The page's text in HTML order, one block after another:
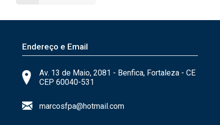
Endereço e Email
Av. 13 de Maio, 2081 - Benfica, Fortaleza - CE
CEP 60040-531
marcosfpa@hotmail.com